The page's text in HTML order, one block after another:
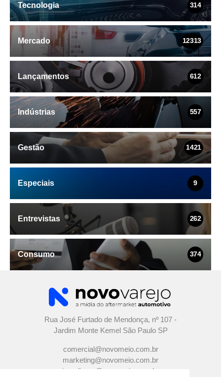
Tecnologia 314
Mercado 12313
Lançamentos 612
Indústrias 557
Gestão 1421
Especiais 9
Entrevistas 262
Consumo 374
Rua José Furtado de Mendonça, nº 107 -
Jardim Monte Kemel São Paulo SP
comercial@novomeio.com.br
marketing@novomeio.com.br
jornalismo@novomeio.com.br